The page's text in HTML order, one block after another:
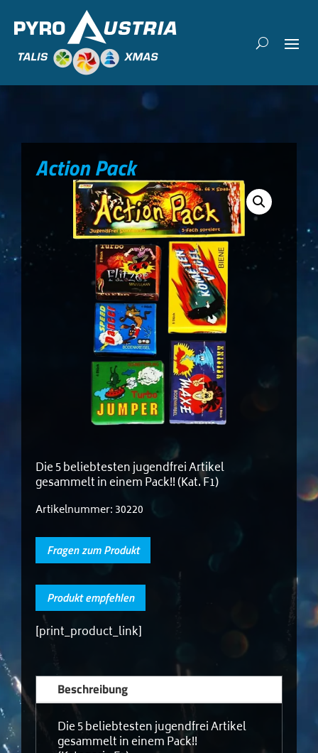
Action Pack
Die 5 beliebtesten jugendfrei Artikel
gesammelt in einem Pack!! (Kat. F1)
Artikelnummer: 30220
Fragen zum Produkt
Produkt empfehlen
[print_product_link]
Beschreibung
Die 5 beliebtesten jugendfrei Artikel
gesammelt in einem Pack!!